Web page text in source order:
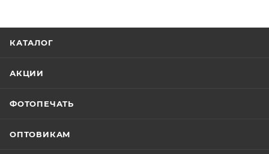
КАТАЛОГ
АКЦИИ
ФОТОПЕЧАТЬ
ОПТОВИКАМ